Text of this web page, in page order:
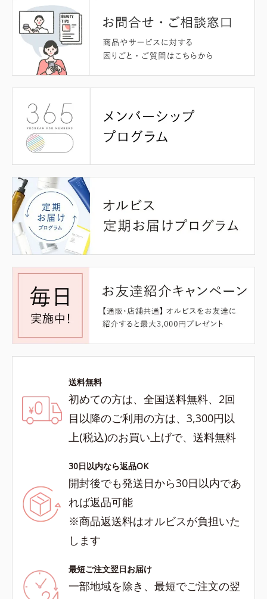
送料無料
初めての方は、全国送料無料、2回
目以降のご利用の方は、3,300円以
上(税込)のお買い上げで、送料無料
30日以内なら返品OK
開封後でも発送日から30日以内であ
れば返品可能
※商品返送料はオルビスが負担いた
します
最短ご注文翌日お届け
一部地域を除き、最短でご注文の翌